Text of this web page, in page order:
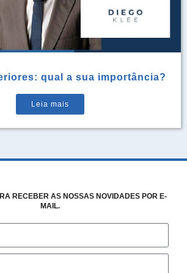
qual a sua importância?
Leia mais
RECEBER AS NOSSAS NOVIDADES POR E-
MAIL.